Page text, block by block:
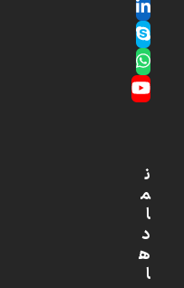
LinkedIn
Skype
Whatsapp
YouTube
ن
م
ا
د
ه
ا